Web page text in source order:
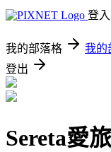
登入
我的部落格 我的
登出
Sereta愛